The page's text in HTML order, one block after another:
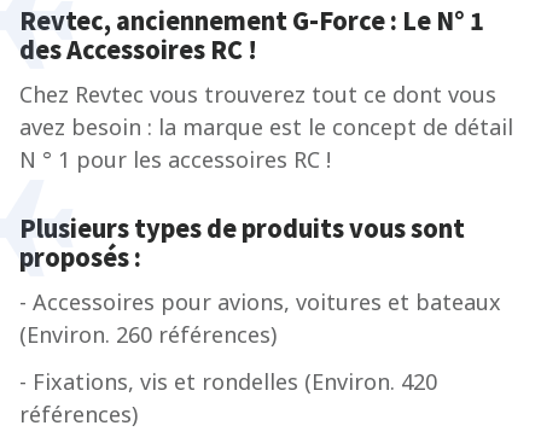
Revtec, anciennement G-Force : Le N° 1
des Accessoires RC !
Chez Revtec vous trouverez tout ce dont vous
avez besoin : la marque est le concept de détail
N ° 1 pour les accessoires RC !
Plusieurs types de produits vous sont
proposés :
- Accessoires pour avions, voitures et bateaux
(Environ. 260 références)
- Fixations, vis et rondelles (Environ. 420
références)